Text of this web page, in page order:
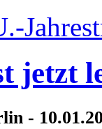
jetzt
-